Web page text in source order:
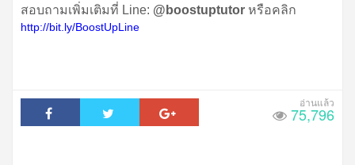
สอบถามเพิ่มเติมที่ Line: @boostuptutor หรือคลิก
http://bit.ly/BoostUpLine
75,796